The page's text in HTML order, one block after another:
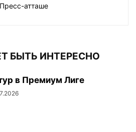
Пресс-атташе
БЫТЬ ИНТЕРЕСНО
в Премиум Лиге